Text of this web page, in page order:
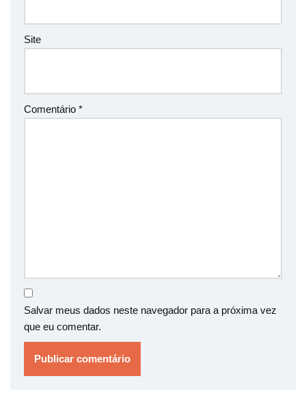
Site
Comentário *
Salvar meus dados neste navegador para a próxima vez
que eu comentar.